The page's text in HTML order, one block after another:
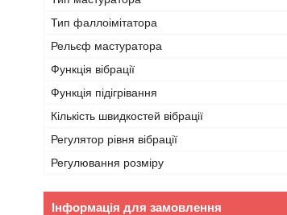
Тип фаллоімітатора
Рельєф мастуратора
Функція вібрації
Функція підігрівання
Кількість швидкостей вібрації
Регулятор рівня вібрації
Регулювання розміру
Інформація для замовлення